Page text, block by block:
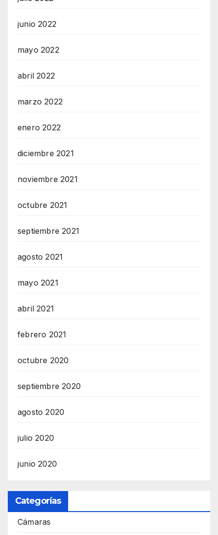
junio 2022
mayo 2022
abril 2022
marzo 2022
enero 2022
diciembre 2021
noviembre 2021
octubre 2021
septiembre 2021
agosto 2021
mayo 2021
abril 2021
febrero 2021
octubre 2020
septiembre 2020
agosto 2020
julio 2020
junio 2020
Categorías
Cámaras